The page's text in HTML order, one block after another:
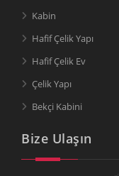
Kabin
Hafif Çelik Yapı
Hafif Çelik Ev
Çelik Yapı
Bekçi Kabini
Bize Ulaşın